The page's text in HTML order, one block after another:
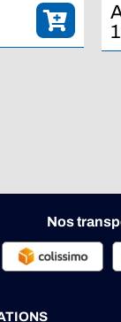
Nos